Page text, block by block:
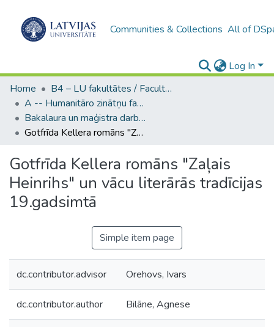
Communities & Collections All of
Log In
Home
B4 – LU fakultātes / Faculties of the UL
A -- Humanitāro zinātņu fakultāte / Faculty of Humanities
Bakalaura un maģistra darbi (HZF) / Bachelor's and Master's theses
Gotfrīda Kellera romāns "Zaļais Heinrihs" un vācu literārās tradīcijas 19.gadsimtā
Gotfrīda Kellera romāns "Zaļais
Heinrihs" un vācu literārās tradīcijas
19.gadsimtā
Simple item page
dc.contributor.advisor Orehovs, Ivars
dc.contributor.author Bilāne, Agnese